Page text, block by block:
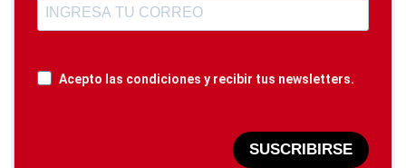
Acepto las condiciones y recibir tus newsletters.
SUSCRIBIRSE